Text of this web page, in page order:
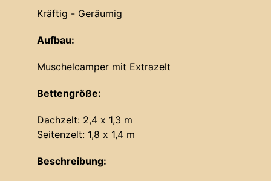
Kräftig - Geräumig
Aufbau:
Muschelcamper mit Extrazelt
Bettengröße:
Dachzelt: 2,4 x 1,3 m
Seitenzelt: 1,8 x 1,4 m
Beschreibung: